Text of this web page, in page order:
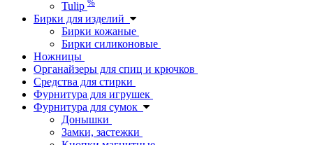
Tulip %
Бирки для изделий
Бирки кожаные
Бирки силиконовые
Ножницы
Органайзеры для спиц и крючков
Средства для стирки
Фурнитура для игрушек
Фурнитура для сумок
Донышки
Замки, застежки